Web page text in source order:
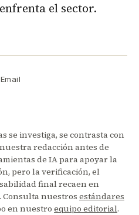
el sector.
Email
se investiga, se contrasta con
redacción antes de
de IA para apoyar la
pero la verificación, el
final recaen en
nuestros estándares
en nuestro equipo editorial.